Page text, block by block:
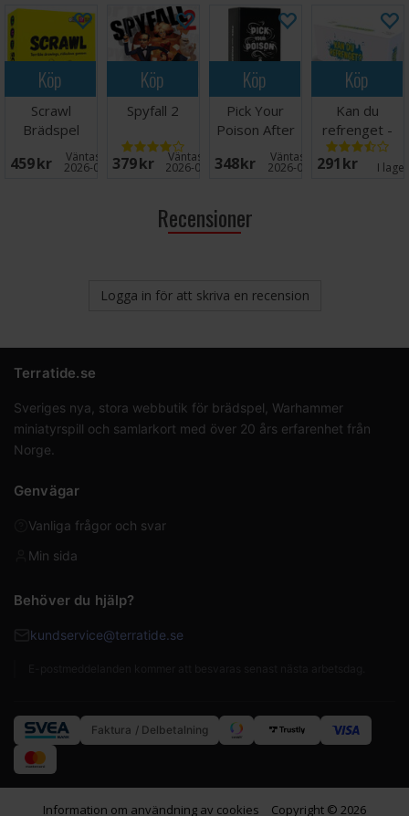
Köp
Scrawl
Brädspel
459 SEK Väntas in:
2026-08-31
Köp
Spyfall 2
379 SEK Väntas in:
2026-08-27
Köp
Pick Your
Poison After
Dark Ed
Kortspel
348 SEK Väntas in:
2026-09-30
Köp
Kan du
refrenget -
NORSK
291 SEK I
Recensioner
Logga in för att skriva en recension
Terratide.se
Sveriges nya, stora webbutik för brädspel, Warhammer
miniatyrspill och samlarkort med över 20 års erfarenhet från
Norge.
Genvägar
Vanliga frågor och svar
Min sida
Behöver du hjälp?
kundservice@terratide.se
Faktura / Delbetalning
Information om användning av cookies Copyright © 2026